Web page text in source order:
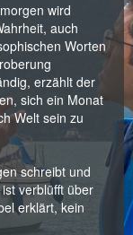
wird
auch
Worten
erzählt der
sich ein Monat
Welt sein zu
schreibt und
verblüfft über
erklärt, kein